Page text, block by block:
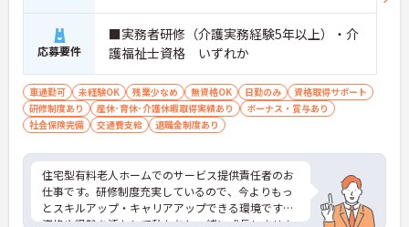
応募要件
■実務者研修（介護実務経験5年以上）・介
護福祉士資格 いずれか
車通勤可 未経験OK 残業少なめ 無資格OK 日勤のみ
資格取得サポート
研修制度あり
産休･育休･介護休暇取得実績あり
ボーナス・賞与あり
社会保険完備
交通費支給 退職金制度あり
住宅型有料老人ホームでのサービス提供責任者のお
仕事です。研修制度充実しているので、今よりもっ
とスキルアップ・キャリアアップできる環境です！